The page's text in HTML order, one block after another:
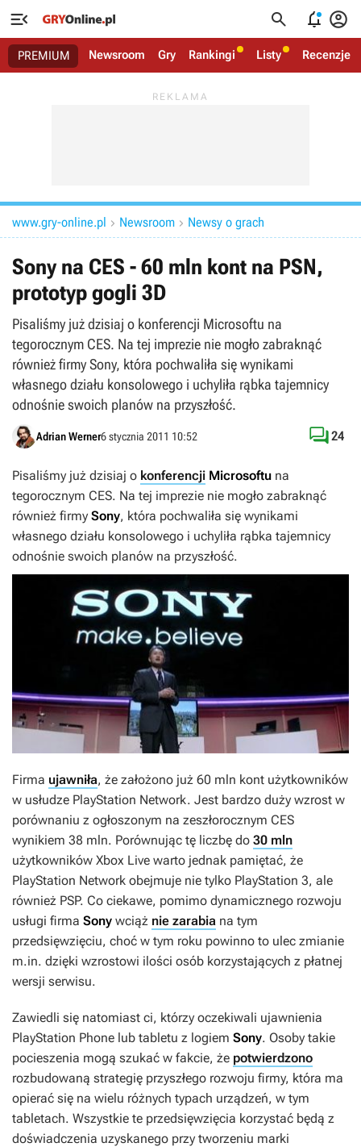
   
PREMIUM Newsroom Gry Rankingi Listy Recenzje
www.gry-online.pl  Newsroom  Newsy o grach
Sony na CES - 60 mln kont na PSN,
prototyp gogli 3D
Pisaliśmy już dzisiaj o konferencji Microsoftu na
tegorocznym CES. Na tej imprezie nie mogło zabraknąć
również firmy Sony, która pochwaliła się wynikami
własnego działu konsolowego i uchyliła rąbka tajemnicy
odnośnie swoich planów na przyszłość.
Adrian Werner6 stycznia 2011 10:52 24
Pisaliśmy już dzisiaj o konferencji Microsoftu na
tegorocznym CES. Na tej imprezie nie mogło zabraknąć
również firmy Sony, która pochwaliła się wynikami
własnego działu konsolowego i uchyliła rąbka tajemnicy
odnośnie swoich planów na przyszłość.
Firma ujawniła, że założono już 60 mln kont użytkowników
w usłudze PlayStation Network. Jest bardzo duży wzrost w
porównaniu z ogłoszonym na zeszłorocznym CES
wynikiem 38 mln. Porównując tę liczbę do 30 mln
użytkowników Xbox Live warto jednak pamiętać, że
PlayStation Network obejmuje nie tylko PlayStation 3, ale
również PSP. Co ciekawe, pomimo dynamicznego rozwoju
usługi firma Sony wciąż nie zarabia na tym
przedsięwzięciu, choć w tym roku powinno to ulec zmianie
m.in. dzięki wzrostowi ilości osób korzystających z płatnej
wersji serwisu.
Zawiedli się natomiast ci, którzy oczekiwali ujawnienia
PlayStation Phone lub tabletu z logiem Sony. Osoby takie
pocieszenia mogą szukać w fakcie, że potwierdzono
rozbudowaną strategię przyszłego rozwoju firmy, która ma
opierać się na wielu różnych typach urządzeń, w tym
tabletach. Wszystkie te przedsięwzięcia korzystać będą z
doświadczenia uzyskanego przy tworzeniu marki